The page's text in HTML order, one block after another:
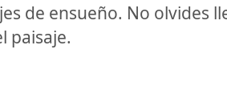
de ensueño. No olvides
paisaje.